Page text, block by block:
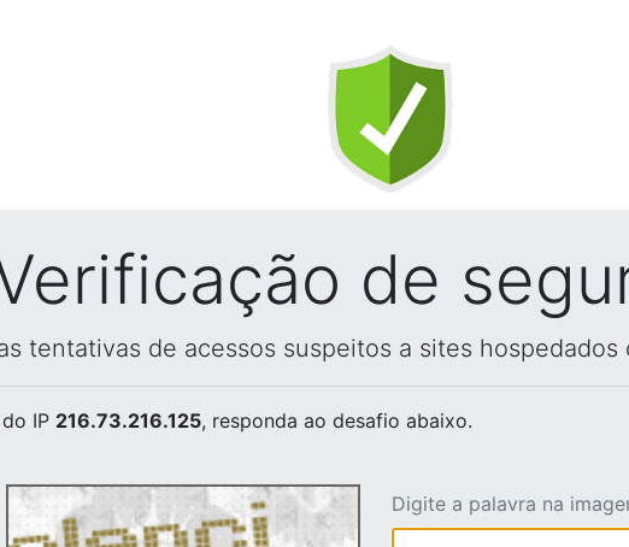
de
tentativas de acessos suspeitos a sites hospedados
do IP 216.73.216.125, responda ao desafio abaixo.
Digite a palavra na